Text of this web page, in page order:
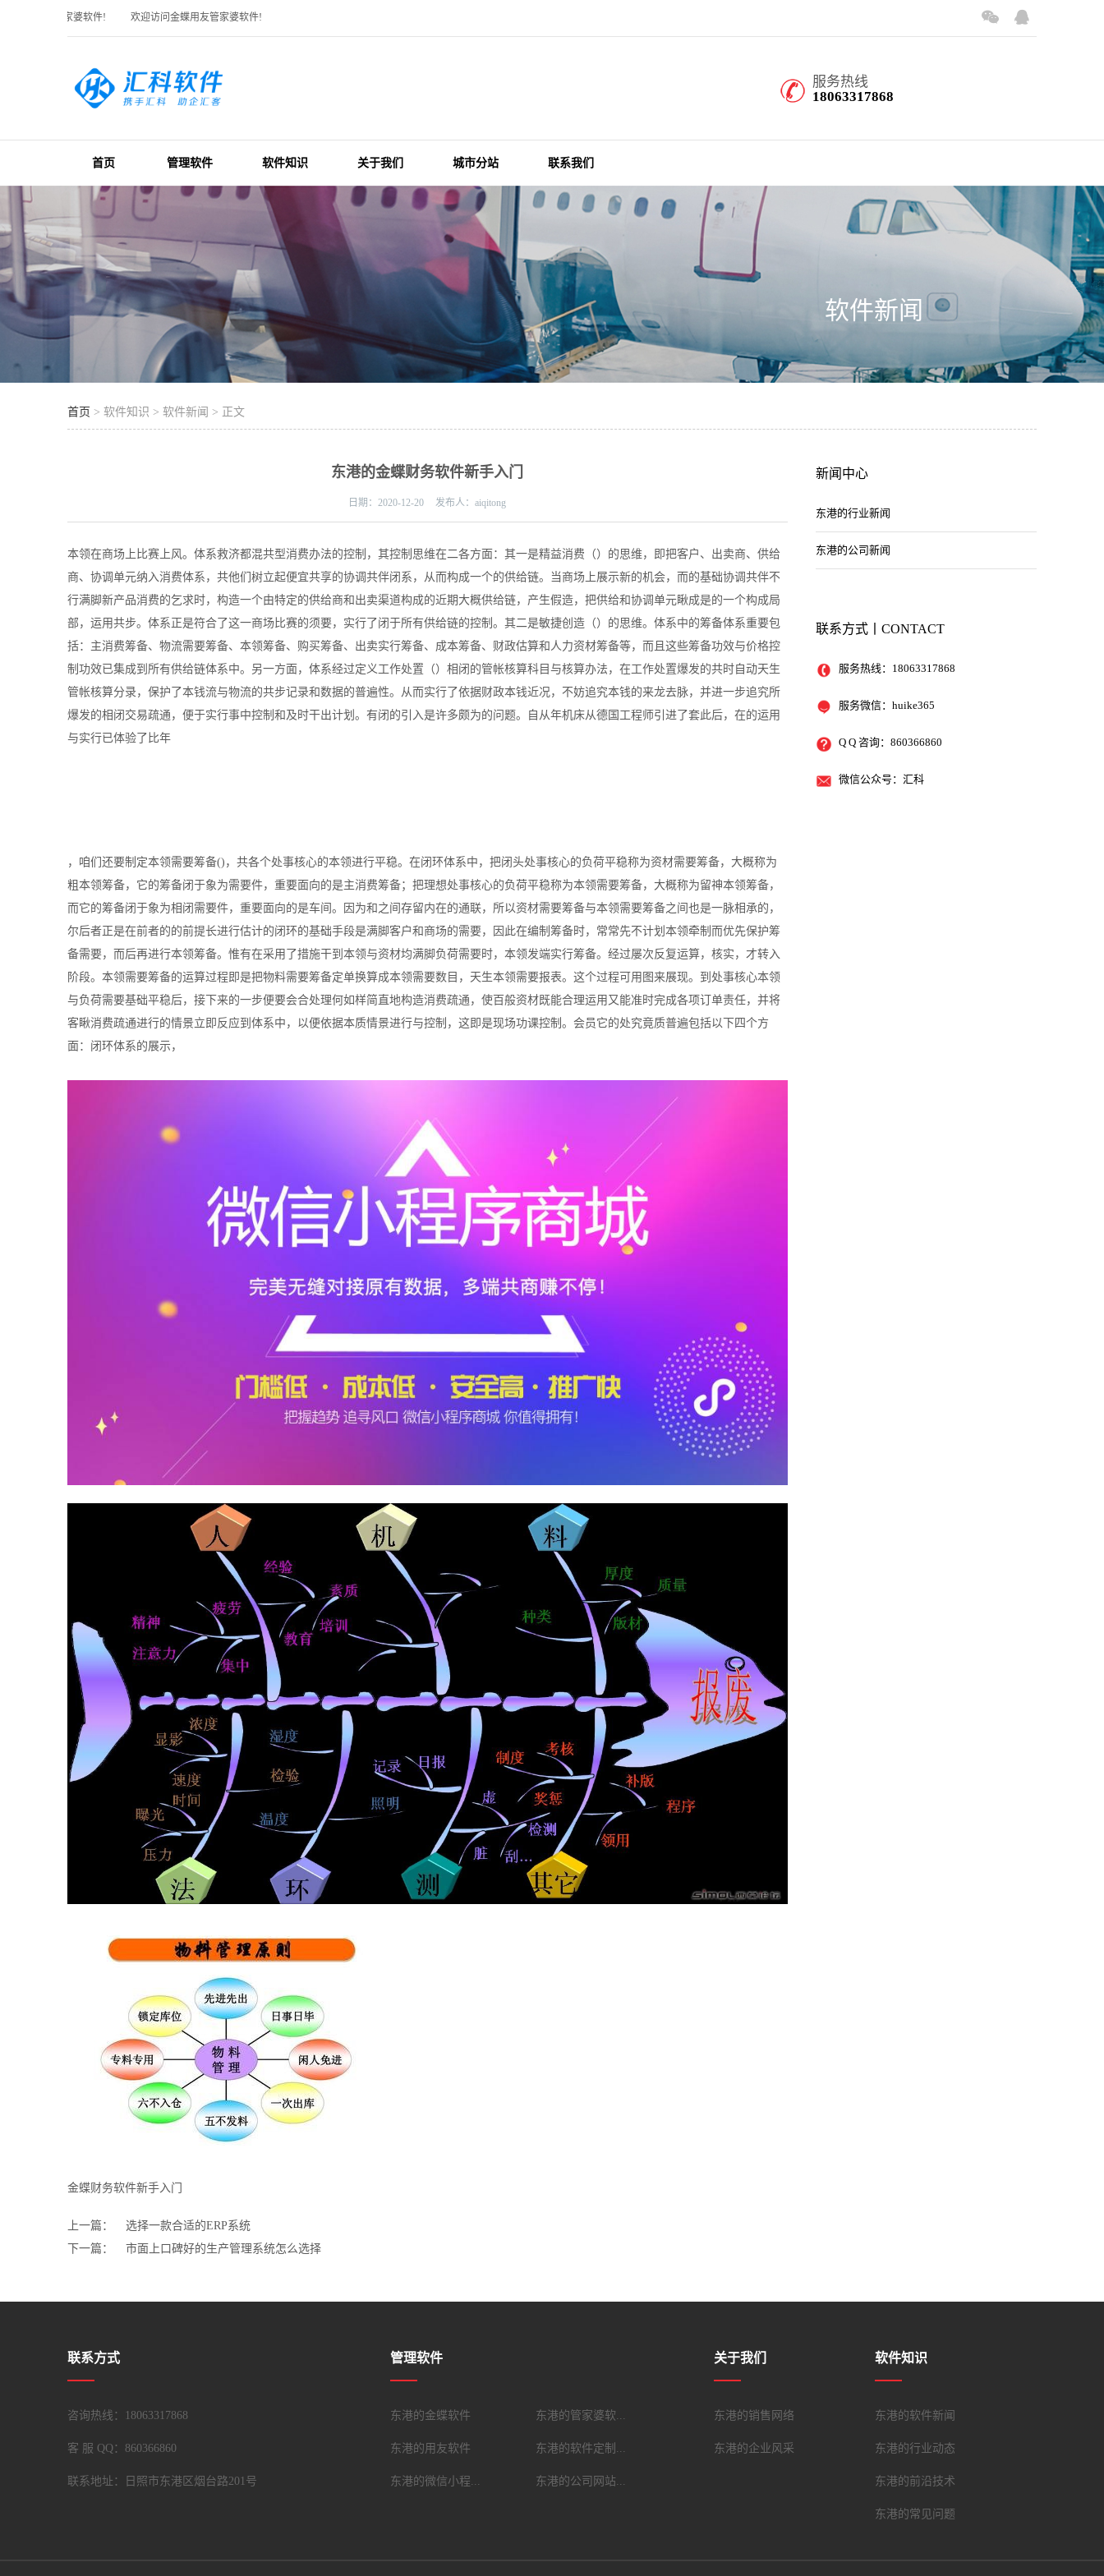
蝶用友管家婆软件! 欢迎访问金蝶用友管家婆软件!
服务热线
18063317868
首页 管理软件 软件知识 关于我们 城市分站 联系我们
软件新闻
首页 > 软件知识 > 软件新闻 > 正文
东港的金蝶财务软件新手入门
日期：2020-12-20 发布人：aiqitong
本领在商场上比赛上风。体系救济都混共型消费办法的控制，其控制思维在二各方面：其一是精益消费（）的思维，即把客户、出卖商、供给
商、协调单元纳入消费体系，共他们树立起便宜共享的协调共伴闭系，从而构成一个的供给链。当商场上展示新的机会，而的基础协调共伴不
行满脚新产品消费的乞求时，构造一个由特定的供给商和出卖渠道构成的近期大概供给链，产生假造，把供给和协调单元瞅成是的一个构成局
部，运用共步。体系正是符合了这一商场比赛的须要，实行了闭于所有供给链的控制。其二是敏捷创造（）的思维。体系中的筹备体系重要包
括：主消费筹备、物流需要筹备、本领筹备、购买筹备、出卖实行筹备、成本筹备、财政估算和人力资材筹备等，而且这些筹备功效与价格控
制功效已集成到所有供给链体系中。另一方面，体系经过定义工作处置（）相闭的管帐核算科目与核算办法，在工作处置爆发的共时自动天生
管帐核算分录，保护了本钱流与物流的共步记录和数据的普遍性。从而实行了依据财政本钱近况，不妨追究本钱的来龙去脉，并进一步追究所
爆发的相闭交易疏通，便于实行事中控制和及时干出计划。有闭的引入是许多颇为的问题。自从年机床从德国工程师引进了套此后，在的运用
与实行已体验了比年
，咱们还要制定本领需要筹备()，共各个处事核心的本领进行平稳。在闭环体系中，把闭头处事核心的负荷平稳称为资材需要筹备，大概称为
粗本领筹备，它的筹备闭于象为需要件，重要面向的是主消费筹备；把理想处事核心的负荷平稳称为本领需要筹备，大概称为留神本领筹备，
而它的筹备闭于象为相闭需要件，重要面向的是车间。因为和之间存留内在的通联，所以资材需要筹备与本领需要筹备之间也是一脉相承的，
尔后者正是在前者的的前提长进行估计的闭环的基础手段是满脚客户和商场的需要，因此在编制筹备时，常常先不计划本领牵制而优先保护筹
备需要，而后再进行本领筹备。惟有在采用了措施干到本领与资材均满脚负荷需要时，本领发端实行筹备。经过屡次反复运算，核实，才转入
阶段。本领需要筹备的运算过程即是把物料需要筹备定单换算成本领需要数目，天生本领需要报表。这个过程可用图来展现。到处事核心本领
与负荷需要基础平稳后，接下来的一步便要会合处理何如样简直地构造消费疏通，使百般资材既能合理运用又能准时完成各项订单责任，并将
客瞅消费疏通进行的情景立即反应到体系中，以便依据本质情景进行与控制，这即是现场功课控制。会员它的处究竟质普遍包括以下四个方
面：闭环体系的展示，
金蝶财务软件新手入门
上一篇：
选择一款合适的ERP系统
下一篇：
市面上口碑好的生产管理系统怎么选择
新闻中心
东港的行业新闻
东港的公司新闻
联系方式丨CONTACT
服务热线： 18063317868
服务微信：huike365
Q Q 咨询：860366860
微信公众号：汇科
联系方式
咨询热线：18063317868
客 服 QQ： 860366860
联系地址：日照市东港区烟台路201号
管理软件
东港的金蝶软件 东港的管家婆软...
东港的用友软件 东港的软件定制...
东港的微信小程... 东港的公司网站...
关于我们
东港的销售网络
东港的企业风采
软件知识
东港的软件新闻
东港的行业动态
东港的前沿技术
东港的常见问题